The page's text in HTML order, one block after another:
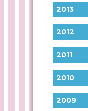
2013
2012
2011
2010
2009